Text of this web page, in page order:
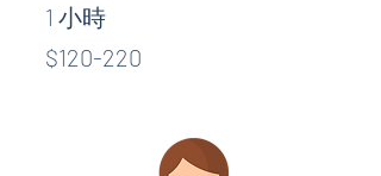
1 小時
220
$120-220